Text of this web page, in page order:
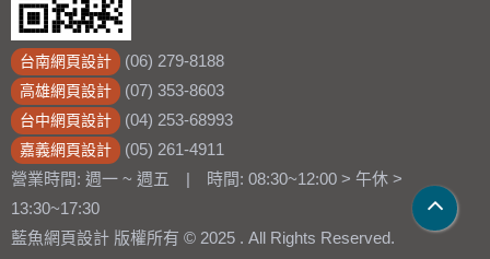
台南網頁設計 (06) 279-8188
高雄網頁設計 (07) 353-8603
台中網頁設計 (04) 253-68993
嘉義網頁設計
(05) 261-4911
營業時間: 週一 ~ 週五 | 時間: 08:30~12:00 > 午休 >
13:30~17:30
藍魚網頁設計 版權所有 © 2025 . All Rights Reserved.